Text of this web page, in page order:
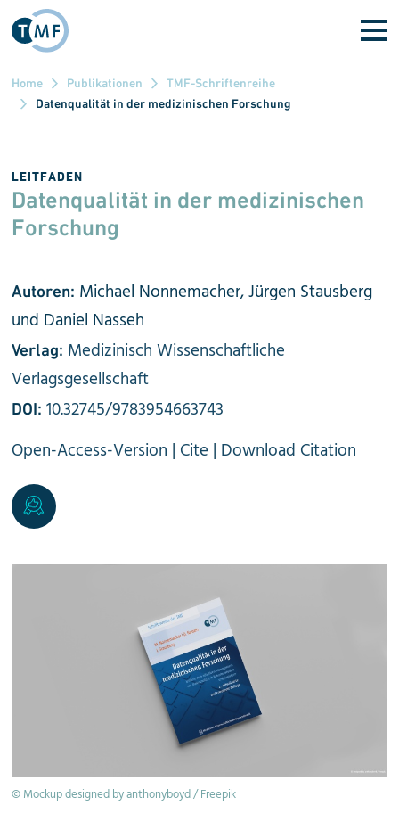
Direkt zum Inhalt
Home Publikationen
TMF-Schriftenreihe
Datenqualität in der medizinischen Forschung
LEITFADEN
Datenqualität in der medizini­schen
Forschung
Autoren: Michael Nonnemacher, Jürgen Stausberg
und Daniel Nasseh
Verlag: Medizinisch Wissenschaftliche
Verlagsgesellschaft
DOI: 10.32745/9783954663743
Open-Access-Version | Cite | Download Citation
© Mockup designed by anthonyboyd / Freepik